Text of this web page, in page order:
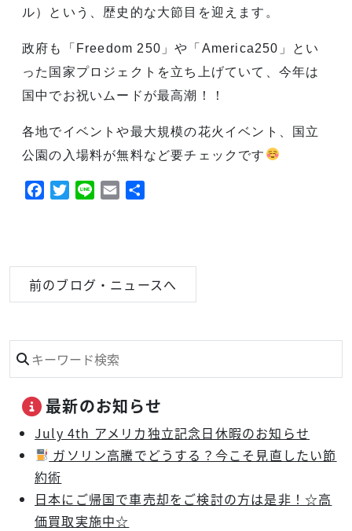
ル）という、歴史的な大節目を迎えます。
政府も「Freedom 250」や「America250」とい
った国家プロジェクトを立ち上げていて、今年は
国中でお祝いムードが最高潮！！
各地でイベントや最大規模の花火イベント、国立
公園の入場料が無料など要チェックです
Facebook
Twitter
Line Email
前のブログ・ニュースへ
最新のお知らせ
July 4th アメリカ独立記念日休暇のお知らせ
ガソリン高騰でどうする？今こそ見直したい節
約術
日本にご帰国で車売却をご検討の方は是非！☆高
価買取実施中☆